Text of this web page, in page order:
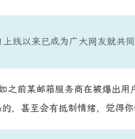
线以来已成为广大网友就共
之前某邮箱服务商在被爆出
，甚至会有抵制情绪，觉得你